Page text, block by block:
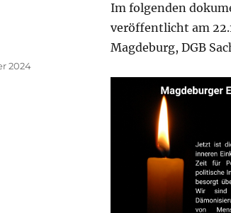
Im folgenden
veröffentlicht am
Magdeburg, DGB
2024